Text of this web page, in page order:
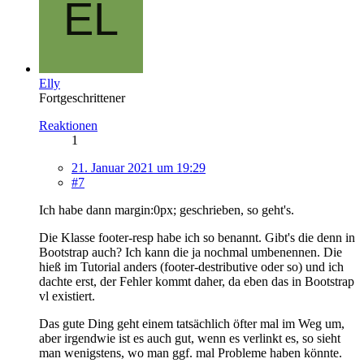
Elly
Fortgeschrittener
Reaktionen
1
21. Januar 2021 um 19:29
#7
Ich habe dann margin:0px; geschrieben, so geht's.
Die Klasse footer-resp habe ich so benannt. Gibt's die denn in
Bootstrap auch? Ich kann die ja nochmal umbenennen. Die
hieß im Tutorial anders (footer-destributive oder so) und ich
dachte erst, der Fehler kommt daher, da eben das in Bootstrap
vl existiert.
Das gute Ding geht einem tatsächlich öfter mal im Weg um,
aber irgendwie ist es auch gut, wenn es verlinkt es, so sieht
man wenigstens, wo man ggf. mal Probleme haben könnte.